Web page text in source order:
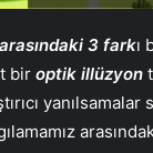
3 farkı
bir optik illüzyon